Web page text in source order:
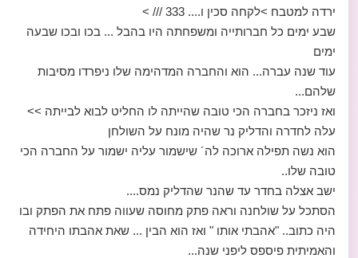
ירדה למטבח >לקחה סכין ו.... 333 /// >
שבע ימים כל חברותייה ומשפחתה היו בהבל ... בכו ובכו שבעה
ימים
עוד שנה עברה... הוא והחברה המדהימה שלו ניפרדו מסיבות
שלהם...
ואז ניזכר בחברה הכי טובה שהייתה לו החליט לבוא לבייתה >>
עלה לחדרה והדליק נר שהיה מונח על השולחן
הוא נשה תפילה ארוכה לה´ שישמור עליה ישמור על החברה הכי
טובה שלו..
ישב אצלה בחדר עד שהנר שהדליק נמס....
הסתכל על שולחנה וראה פתק מחוסה שעווה פתח את הפתק ובו
היה כתוב.. "אהבתי אותו " ואז הוא הבין ... שאת אהבתו היחידה
והאמיתית פיספס ליפני שנה...